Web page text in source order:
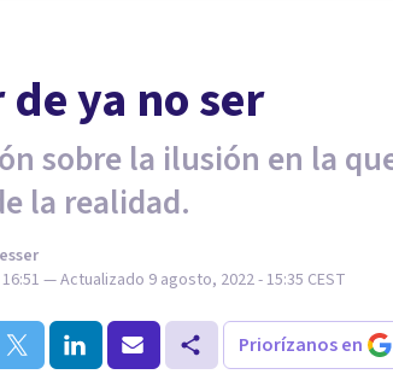
ya no ser
sobre la ilusión en la
la realidad.
— Actualizado 9 agosto, 2022 - 15:35 CEST
Priorízanos en